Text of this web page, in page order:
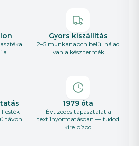
a
Gyors kiszállítás
2–5 munkanapon belül nálad
van a kész termék
távon
1979 óta
Évtizedes tapasztalat a
textilnyomtatásban — tudod
kire bízod